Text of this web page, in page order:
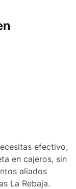
efectivo,
en cajeros, sin
aliados
La Rebaja.